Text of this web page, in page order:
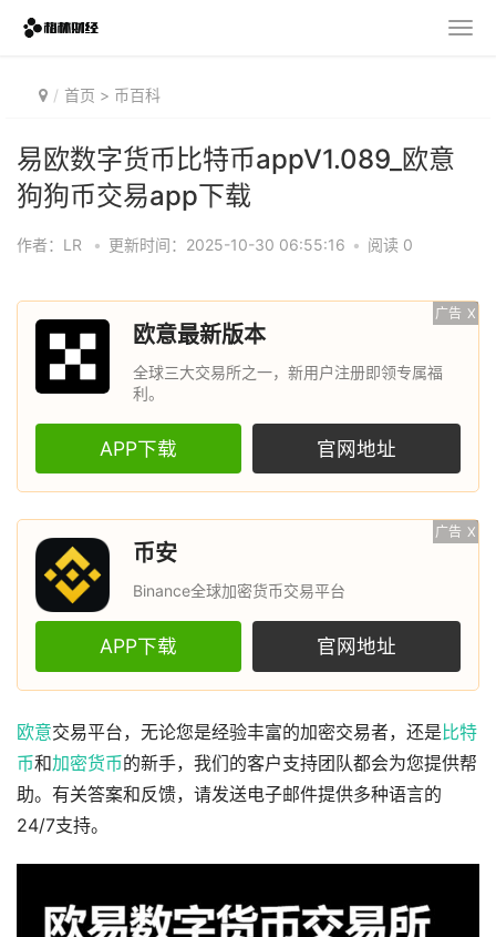
首页 > 币百科
易欧数字货币比特币appV1.089_欧意
狗狗币交易app下载
作者：LR • 更新时间：2025-10-30 06:55:16 • 阅读 0
广告 X
欧意最新版本
全球三大交易所之一，新用户注册即领专属福
利。
APP下载 官网地址
广告 X
币安
Binance全球加密货币交易平台
APP下载 官网地址
欧意交易平台，无论您是经验丰富的加密交易者，还是 比特
币和加密货币的新手，我们的客户支持团队都会为您提供帮
助。有关答案和反馈，请发送电子邮件提供多种语言的
24/7支持。